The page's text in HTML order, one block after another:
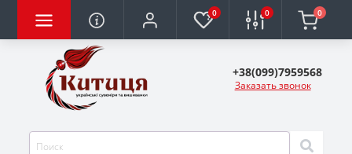
0 0 0
+38(099)7959568
Заказать звонок